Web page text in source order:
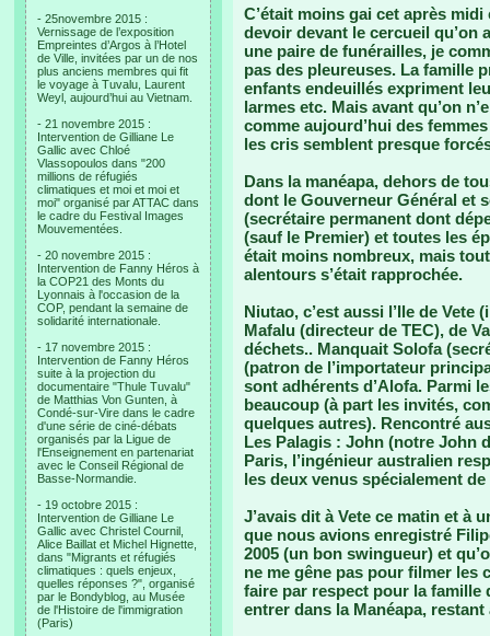
- 25novembre 2015 :
Vernissage de l’exposition
Empreintes d’Argos à l’Hotel
de Ville, invitées par un de nos
plus anciens membres qui fit
le voyage à Tuvalu, Laurent
Weyl, aujourd’hui au Vietnam.
- 21 novembre 2015 :
Intervention de Gilliane Le
Gallic avec Chloé
Vlassopoulos dans "200
millions de réfugiés
climatiques et moi et moi et
moi" organisé par ATTAC dans
le cadre du Festival Images
Mouvementées.
- 20 novembre 2015 :
Intervention de Fanny Héros à
la COP21 des Monts du
Lyonnais à l'occasion de la
COP, pendant la semaine de
solidarité internationale.
- 17 novembre 2015 :
Intervention de Fanny Héros
suite à la projection du
documentaire "Thule Tuvalu"
de Matthias Von Gunten, à
Condé-sur-Vire dans le cadre
d'une série de ciné-débats
organisés par la Ligue de
l'Enseignement en partenariat
avec le Conseil Régional de
Basse-Normandie.
- 19 octobre 2015 :
Intervention de Gilliane Le
Gallic avec Christel Cournil,
Alice Baillat et Michel Hignette,
dans "Migrants et réfugiés
climatiques : quels enjeux,
quelles réponses ?", organisé
par le Bondyblog, au Musée
de l'Histoire de l'immigration
(Paris)
C’était moins gai cet après
devoir devant le cercueil qu’on
une paire de funérailles, je
pas des pleureuses. La famille
enfants endeuillés expriment
larmes etc. Mais avant qu’on
comme aujourd’hui des
les cris semblent presque
Dans la manéapa, dehors de
dont le Gouverneur Général et
(secrétaire permanent dont
(sauf le Premier) et toutes les
était moins nombreux, mais
alentours s’était rapprochée.
Niutao, c’est aussi l’Ile de
Mafalu (directeur de TEC), de
déchets.. Manquait Solofa
(patron de l’importateur
sont adhérents d’Alofa. Parmi
beaucoup (à part les invités,
quelques autres). Rencontré
Les Palagis : John (notre John
Paris, l’ingénieur australien
les deux venus spécialement
J’avais dit à Vete ce matin et à
que nous avions enregistré
2005 (un bon swingueur) et
ne me gêne pas pour filmer les
faire par respect pour la famille
entrer dans la Manéapa,